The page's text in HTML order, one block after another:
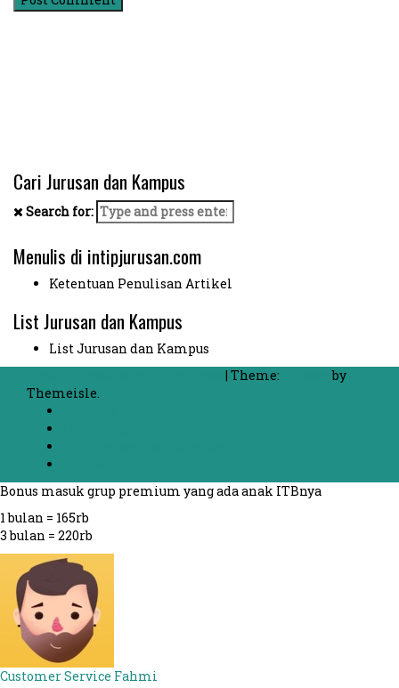
Cari Jurusan dan Kampus
Search for:
Menulis di intipjurusan.com
Ketentuan Penulisan Artikel
List Jurusan dan Kampus
List Jurusan dan Kampus
| Theme:
by
Themeisle.
Bonus masuk grup premium yang ada anak ITBnya
1 bulan = 165rb
3 bulan = 220rb
Customer Service Fahmi